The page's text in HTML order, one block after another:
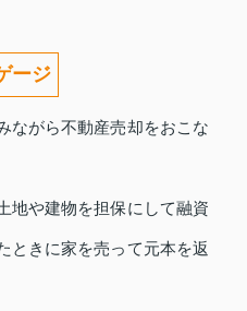
ージ
ながら不動産売却をおこな
地や建物を担保にして融資
ときに家を売って元本を返